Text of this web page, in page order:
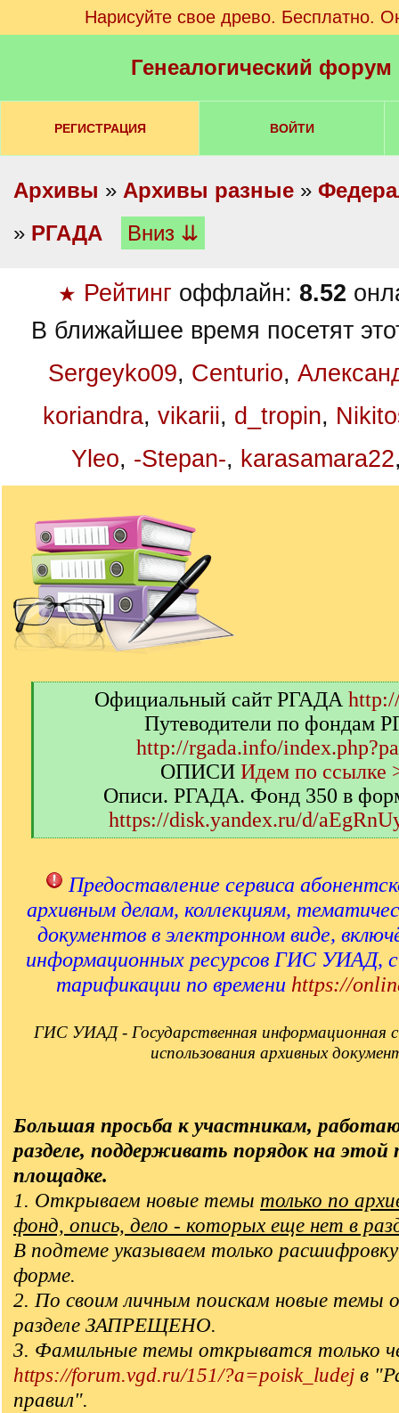
Нарисуйте свое древо. Бесплатно.
Генеалогический
РЕГИСТРАЦИЯ ВОЙТИ
Архивы » Архивы разные »
» РГАДА Вниз ⇊
★ Рейтинг оффлайн: 8.52
В ближайшее время посетят
Sergeyko09, Centurio,
koriandra, vikarii, d_tropin,
Yleo, -Stepan-, karasamara22
Официальный сайт РГАДА
Путеводители по фондам
http://rgada.info/
ОПИСИ Идем по ссылке
Описи. РГАДА. Фонд 350 в
https://disk.yandex.ru/d/
[
Предоставление сервиса
архивным делам, коллекциям,
документов в электронном виде,
информационных ресурсов ГИС УИАД,
тарификации по времени https://
ГИС УИАД - Государственная информационная
использования архивных
Большая просьба к участникам,
разделе, поддерживать порядок на этой
площадке.
1. Открываем новые темы только по
фонд, опись, дело - которых еще нет в
В подтеме указываем только
форме.
2. По своим личным поискам новые темы
разделе ЗАПРЕЩЕНО.
3. Фамильные темы открыватся только
https://forum.vgd.ru/151/?a=poisk_ludej в
правил".